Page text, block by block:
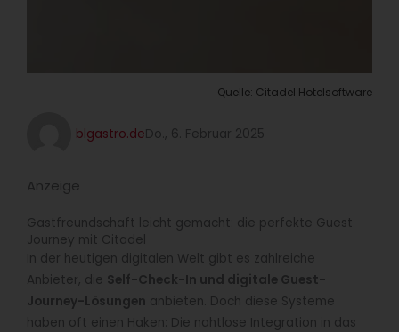
Quelle: Citadel Hotelsoftware
blgastro.deDo., 6. Februar 2025
Anzeige
Gastfreundschaft leicht gemacht: die perfekte Guest
Journey mit Citadel
In der heutigen digitalen Welt gibt es zahlreiche
Anbieter, die Self-Check-In und digitale Guest-
Journey-Lösungen anbieten. Doch diese Systeme
haben oft einen Haken: Die nahtlose Integration in das